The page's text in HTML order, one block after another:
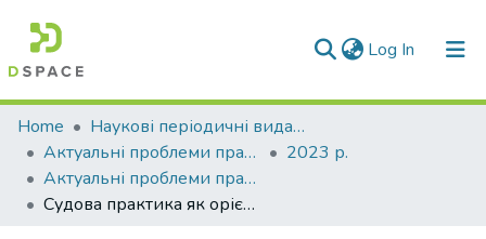
Log In (current)
Communities & Collections
All of DSpace
Statistics
Home
Наукові періодичні видання СНУ ім. В. Даля
Актуальні проблеми права: теорія і практика
2023 р.
Актуальні проблеми права: теорія і практика № 2 (46) (2023)
Судова практика як орієнтир впровадження принципу верховенства права в праві соціального забезпечення.